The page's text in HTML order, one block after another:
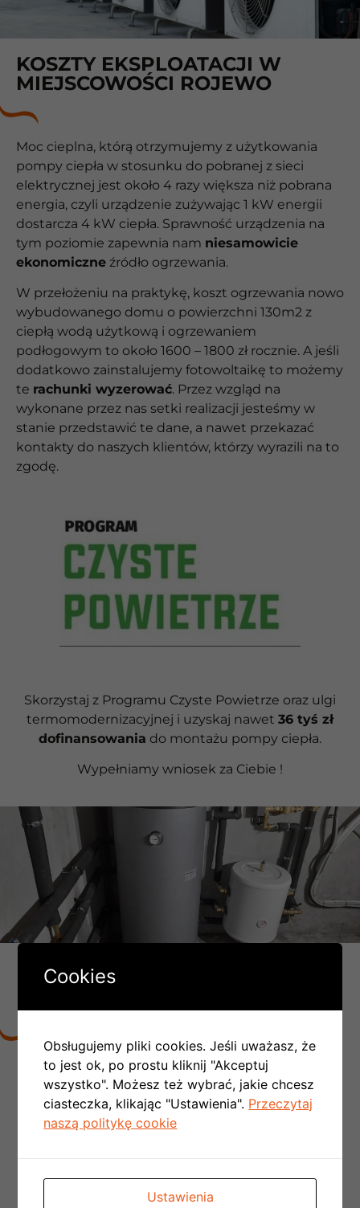
KOSZTY EKSPLOATACJI W
MIEJSCOWOŚCI ROJEWO
Moc cieplna, którą otrzymujemy z użytkowania
pompy ciepła w stosunku do pobranej z sieci
elektrycznej jest około 4 razy większa niż pobrana
energia, czyli urządzenie zużywając 1 kW energii
dostarcza 4 kW ciepła. Sprawność urządzenia na
tym poziomie zapewnia nam niesamowicie
ekonomiczne źródło ogrzewania.
W przełożeniu na praktykę, koszt ogrzewania nowo
wybudowanego domu o powierzchni 130m2 z
ciepłą wodą użytkową i ogrzewaniem
podłogowym to około 1600 – 1800 zł rocznie. A jeśli
dodatkowo zainstalujemy fotowoltaikę to możemy
te rachunki wyzerować. Przez wzgląd na
wykonane przez nas setki realizacji jesteśmy w
stanie przedstawić te dane, a nawet przekazać
kontakty do naszych klientów, którzy wyrazili na to
zgodę.
Skorzystaj z Programu Czyste Powietrze oraz ulgi
termomodernizacyjnej i uzyskaj nawet 36 tyś zł
dofinansowania do montażu pompy ciepła.
Wypełniamy wniosek za Ciebie !
DLACZEGO LICZBA MONTAŻY
PC W POLSCE COROCZNIE SIĘ
PODWAJA:
Nie ma konieczności tworzenia kotłowni,
rezygnujemy z kominów spalinowychi
wentylacyjnych, a to znaczy, że obniżamy
koszty budowy domu
Cookies
Obsługujemy pliki cookies. Jeśli uważasz, że
to jest ok, po prostu kliknij "Akceptuj
wszystko". Możesz też wybrać, jakie chcesz
ciasteczka, klikając "Ustawienia". Przeczytaj
naszą politykę cookie
Ustawienia